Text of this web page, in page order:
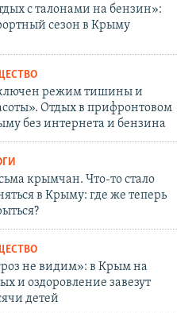
с талонами на бензин»:
сезон в Крыму
режим тишины и
Отдых в прифронтовом
без интернета и бензина
крымчан. Что-то стало
в Крыму: где же теперь
не видим»: в Крым на
и оздоровление завезут
детей